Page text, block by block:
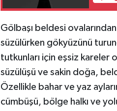
Gölbaşı beldesi
süzülürken gökyüzünü
tutkunları için eşsiz kareler
süzülüşü ve sakin doğa,
Özellikle bahar ve yaz
cümbüşü, bölge halkı ve